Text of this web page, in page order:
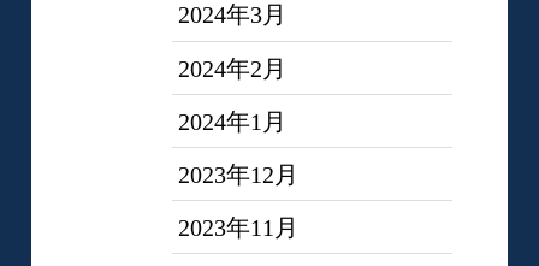
2024年3月
2024年2月
2024年1月
2023年12月
2023年11月